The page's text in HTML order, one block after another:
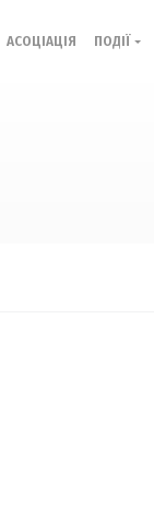
АСОЦІАЦІЯ ПОДІЇ